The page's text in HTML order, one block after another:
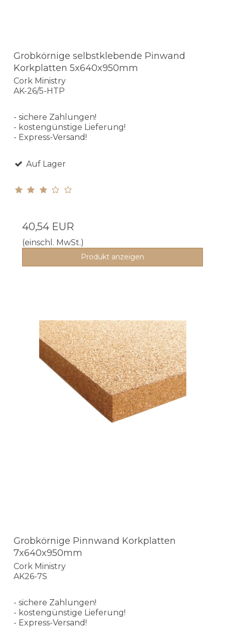
Grobkörnige selbstklebende Pinwand
Korkplatten 5x640x950mm
Cork Ministry
AK-26/5-HTP
- sichere Zahlungen!
- kostengünstige Lieferung!
- Express-Versand!
Auf Lager
40,54 EUR
(einschl. MwSt.)
Produkt anzeigen
Grobkörnige Pinnwand Korkplatten
7x640x950mm
Cork Ministry
AK26-7S
- sichere Zahlungen!
- kostengünstige Lieferung!
- Express-Versand!